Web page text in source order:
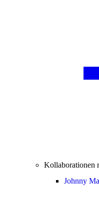
Kollaborationen
Johnny